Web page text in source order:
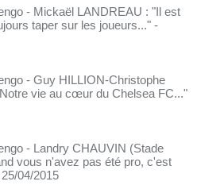
- Mickaël LANDREAU : "Il est
taper sur les joueurs..." -
- Guy HILLION-Christophe
vie au cœur du Chelsea FC..."
- Landry CHAUVIN (Stade
vous n'avez pas été pro, c'est
04/2015